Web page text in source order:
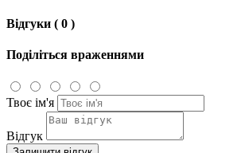
Відгуки ( 0 )
Поділіться враженнями
Твоє ім'я
Відгук